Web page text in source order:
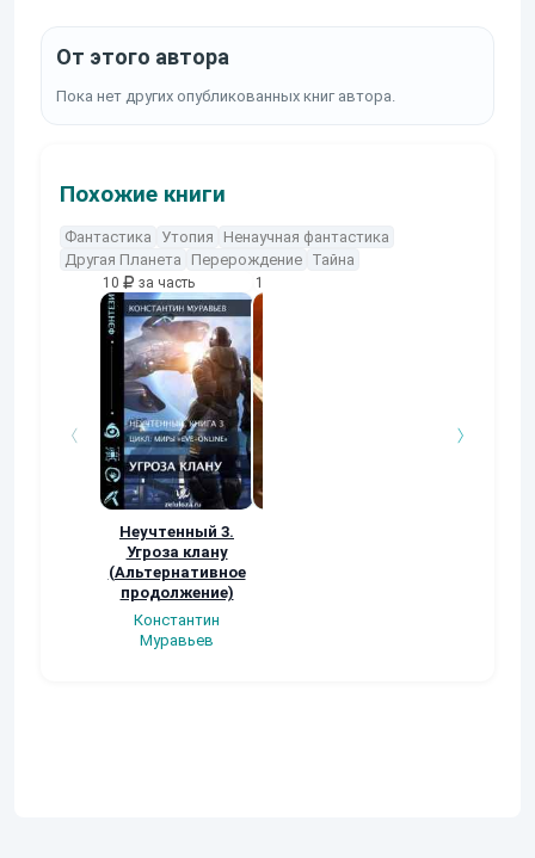
От этого автора
Пока нет других опубликованных книг автора.
Похожие книги
Фантастика Утопия
Ненаучная фантастика
Другая Планета
Перерождение Тайна
10 за часть
Неучтенный 3.
Угроза клану
(Альтернативное
продолжение)
Константин
Муравьев
10